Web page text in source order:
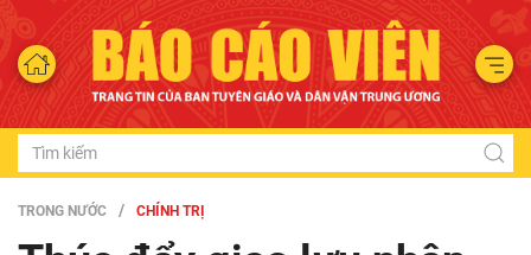
TRONG NƯỚC CHÍNH TRỊ